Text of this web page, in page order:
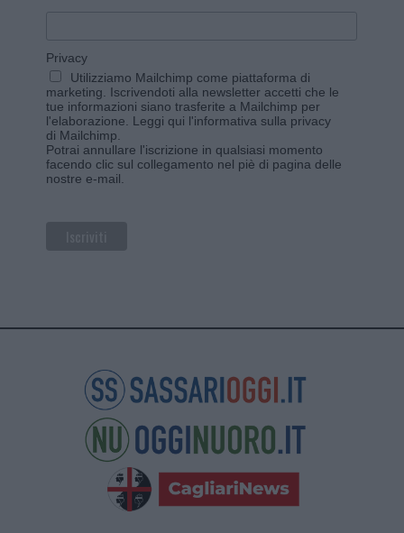
Privacy
Utilizziamo Mailchimp come piattaforma di
marketing. Iscrivendoti alla newsletter accetti che le
tue informazioni siano trasferite a Mailchimp per
l'elaborazione. Leggi qui l'informativa sulla privacy
di Mailchimp
Potrai annullare l'iscrizione in qualsiasi momento
facendo clic sul collegamento nel piè di pagina delle
nostre e-mail.